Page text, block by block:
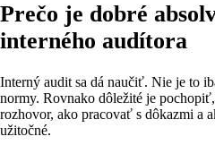
Prečo je dobré
interného audítora
Interný audit sa dá naučiť. Nie je to
normy. Rovnako dôležité je
rozhovor, ako pracovať s dôkazmi a
užitočné.